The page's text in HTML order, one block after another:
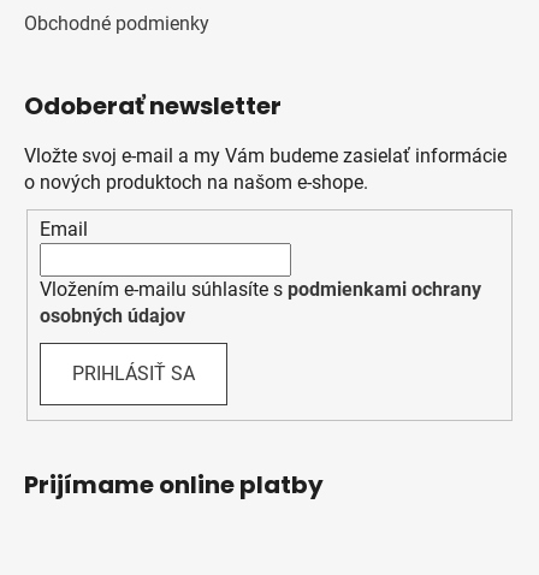
Obchodné podmienky
Odoberať newsletter
Vložte svoj e-mail a my Vám budeme zasielať informácie
o nových produktoch na našom e-shope.
Email
Vložením e-mailu súhlasíte s podmienkami ochrany
osobných údajov
PRIHLÁSIŤ SA
Prijímame online platby